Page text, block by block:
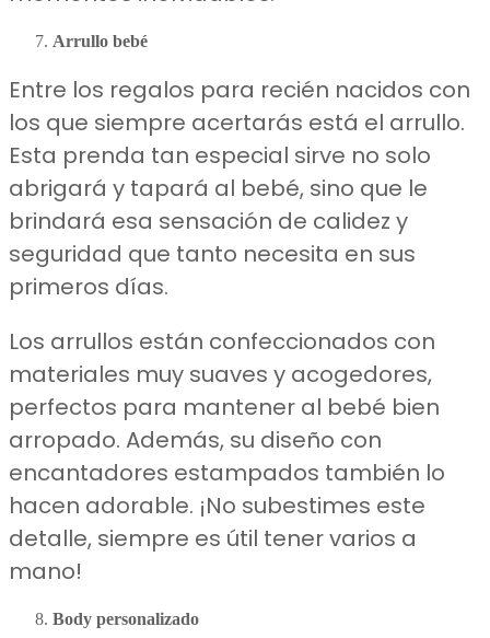
Arrullo bebé
Entre los regalos para recién nacidos con
los que siempre acertarás está el arrullo.
Esta prenda tan especial sirve no solo
abrigará y tapará al bebé, sino que le
brindará esa sensación de calidez y
seguridad que tanto necesita en sus
primeros días.
Los arrullos están confeccionados con
materiales muy suaves y acogedores,
perfectos para mantener al bebé bien
arropado. Además, su diseño con
encantadores estampados también lo
hacen adorable. ¡No subestimes este
detalle, siempre es útil tener varios a
mano!
Body personalizado